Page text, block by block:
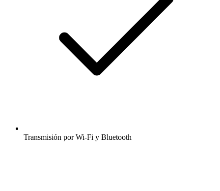
Transmisión por Wi-Fi y Bluetooth